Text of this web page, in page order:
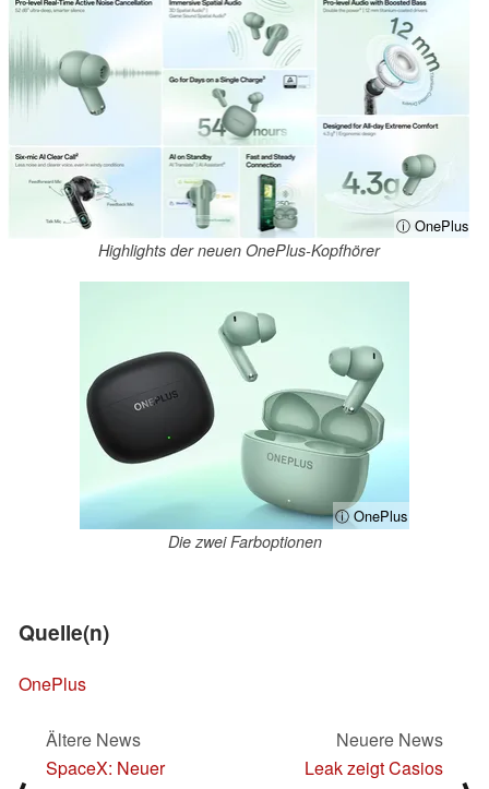
ⓘ OnePlus
Highlights der neuen OnePlus-Kopfhörer
ⓘ OnePlus
Die zwei Farboptionen
Quelle(n)
OnePlus
Ältere News
SpaceX: Neuer
Neuere News
Leak zeigt Casios